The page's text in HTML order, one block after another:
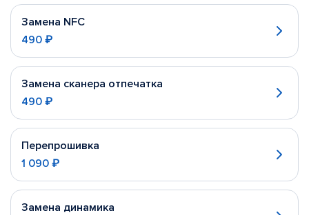
Замена NFC
490 ₽
Замена сканера отпечатка
490 ₽
Перепрошивка
1 090 ₽
Замена динамика